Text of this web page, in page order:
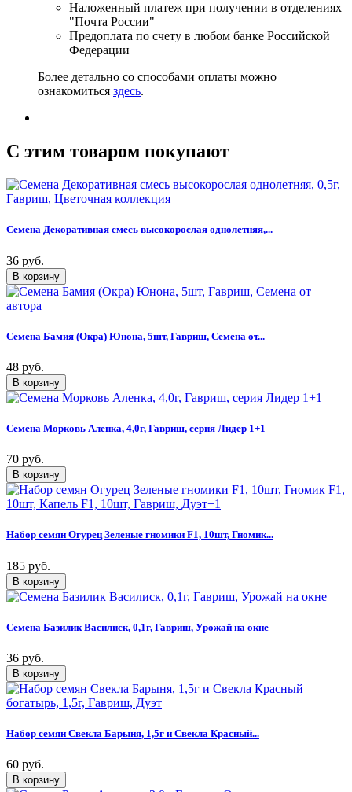
Наложенный платеж при получении в отделениях
"Почта России"
Предоплата по счету в любом банке Российской
Федерации
Более детально со способами оплаты можно
ознакомиться здесь.
C этим товаром покупают
Семена Декоративная смесь высокорослая однолетняя,...
36 руб.
Семена Бамия (Окра) Юнона, 5шт, Гавриш, Семена от...
48 руб.
Семена Морковь Аленка, 4,0г, Гавриш, серия Лидер 1+1
70 руб.
Набор семян Огурец Зеленые гномики F1, 10шт, Гномик...
185 руб.
Семена Базилик Василиск, 0,1г, Гавриш, Урожай на окне
36 руб.
Набор семян Свекла Барыня, 1,5г и Свекла Красный...
60 руб.